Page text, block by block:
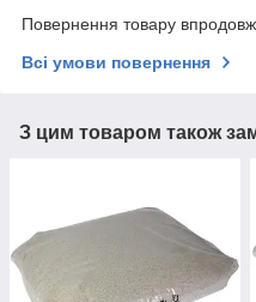
Повернення товару
Всі умови повернення
З цим товаром також